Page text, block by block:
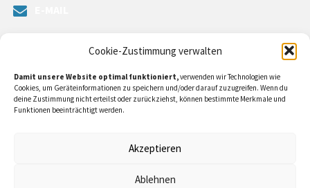
Cookie-Zustimmung verwalten
Damit unsere Website optimal funktioniert,verwenden wir Technologien wie
Cookies, um Geräteinformationen zu speichern und/oder darauf zuzugreifen. Wenn du
deine Zustimmung nicht erteilst oder zurückziehst, können bestimmte Merkmale und
Funktionen beeinträchtigt werden.
Akzeptieren
Ablehnen
kontaktieren oder direkt an unsere Bürgermeister/in schreiben.
Klicken Siehier…